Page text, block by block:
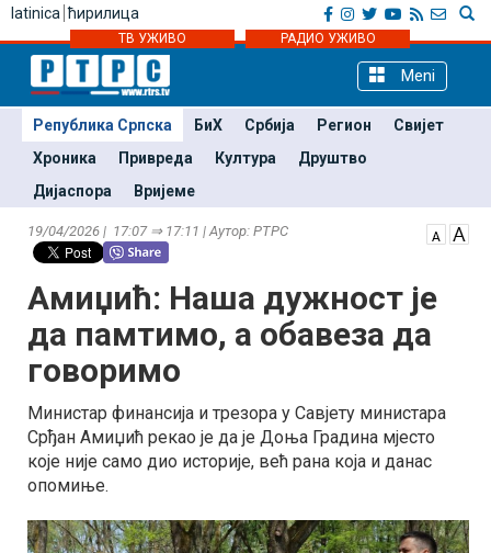
latinica ћирилица
ТВ УЖИВО РАДИО УЖИВО
Meni
Република Српска БиХ Србија Регион
Свијет
Хроника
Привреда Култура
Друштво
Дијаспора
Вријеме
19/04/2026 | 17:07 ⇒ 17:11 | Аутор: РТРС
Амиџић: Наша дужност је
да памтимо, а обавеза да
говоримо
Министар финансија и трезора у Савјету министара
Срђан Амиџић рекао је да је Доња Градина мјесто
које није само дио историје, већ рана која и данас
опомиње.